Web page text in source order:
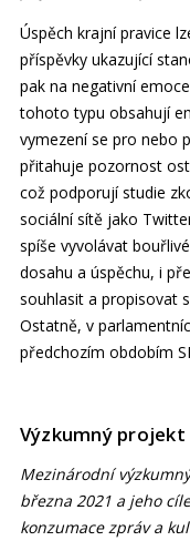
Úspěch krajní pravice
příspěvky ukazující
pak na negativní
tohoto typu obsahují
vymezení se pro nebo
přitahuje pozornost
což podporují studie
sociální sítě jako
spíše vyvolávat
dosahu a úspěchu, i
souhlasit a propisovat
Ostatně, v
předchozím obdobím
Výzkumný projekt
Mezinárodní
března 2021 a jeho
konzumace zpráv a